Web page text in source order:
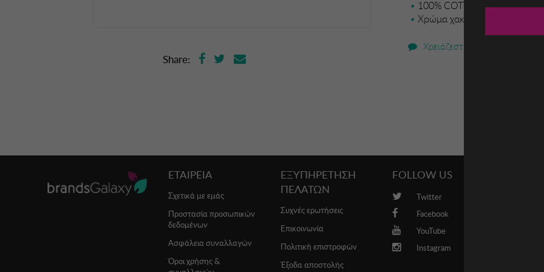
Share:
100% COTTON
Χρώμα χακί
Χρειάζεστε βοήθεια;
ΕΤΑΙΡΕΙΑ
Σχετικά με εμάς
Προστασία προσωπικών
δεδομένων
Ασφάλεια συναλλαγών
Όροι χρήσης &
ΕΞΥΠΗΡΕΤΗΣΗ
ΠΕΛΑΤΩΝ
Συχνές ερωτήσεις
Επικοινωνία
Πολιτική επιστροφών
Έξοδα αποστολής
FOLLOW US
Twitter
Facebook
YouTube
Instagram